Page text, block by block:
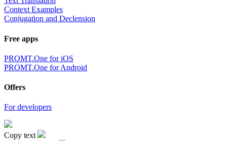
Context Examples
Conjugation and Declension
Free apps
PROMT.One for iOS
PROMT.One for Android
Offers
For developers
Copy text